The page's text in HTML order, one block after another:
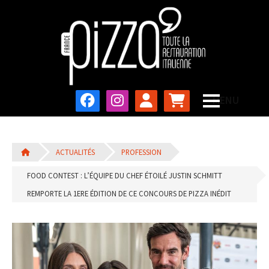
ACTUALITÉS PROFESSION
FOOD CONTEST : L’ÉQUIPE DU CHEF ÉTOILÉ JUSTIN SCHMITT
REMPORTE LA 1ERE ÉDITION DE CE CONCOURS DE PIZZA INÉDIT